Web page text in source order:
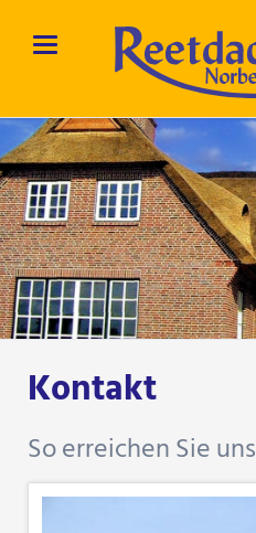
Kontakt
So erreichen Sie uns